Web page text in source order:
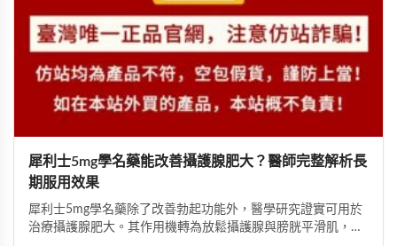
犀利士5mg學名藥能改善攝護腺肥大？醫師完整解析長
期服用效果
犀利士5mg學名藥除了改善勃起功能外，醫學研究證實可用於
治療攝護腺肥大。其作用機轉為放鬆攝護腺與膀胱平滑肌，改